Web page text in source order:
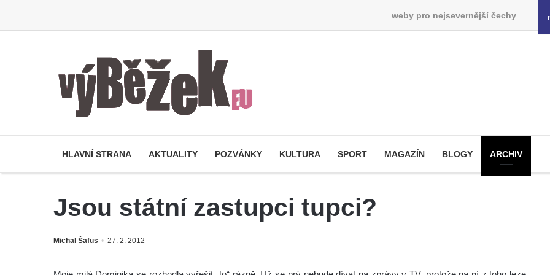
weby pro nejsevernější čechy
HLAVNÍ STRANA AKTUALITY POZVÁNKY KULTURA SPORT MAGAZÍN BLOGY ARCHIV
Jsou státní zastupci tupci?
Michal Šafus 27. 2. 2012